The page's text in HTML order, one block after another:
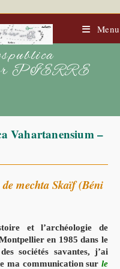
Menu
PIERRE
Vahartanensium –
mechta Skaïf (Béni
et l’archéologie de
en 1985 dans le
sociétés savantes, j’ai
ma communication sur le